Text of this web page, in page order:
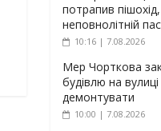
потрапив
неповнолітній
10:16 | 7.08.2026
Мер Чорткова
будівлю на вулиці
демонтувати
10:00 | 7.08.2026